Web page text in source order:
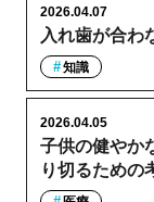
入れ歯が合わ
2026.04.07
知識
子供の健やか
り切るための
2026.04.05